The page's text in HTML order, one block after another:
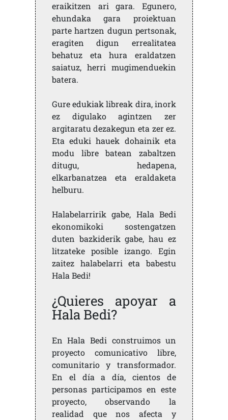
eraikitzen ari gara. Egunero,
ehundaka gara proiektuan
parte hartzen dugun pertsonak,
eragiten digun errealitatea
behatuz eta hura eraldatzen
saiatuz, herri mugimenduekin
batera.
Gure edukiak libreak dira, inork
ez digulako agintzen zer
argitaratu dezakegun eta zer ez.
Eta eduki hauek dohainik eta
modu libre batean zabaltzen
ditugu, hedapena,
elkarbanatzea eta eraldaketa
helburu.
Halabelarririk gabe, Hala Bedi
ekonomikoki sostengatzen
duten bazkiderik gabe, hau ez
litzateke posible izango. Egin
zaitez halabelarri eta babestu
Hala Bedi!
¿Quieres apoyar a
Hala Bedi?
En Hala Bedi construimos un
proyecto comunicativo libre,
comunitario y transformador.
En el día a día, cientos de
personas participamos en este
proyecto, observando la
realidad que nos afecta y